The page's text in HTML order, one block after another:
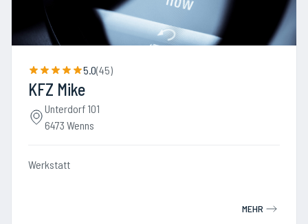
5.0(45)
KFZ Mike
Unterdorf 101
6473 Wenns
Werkstatt
MEHR